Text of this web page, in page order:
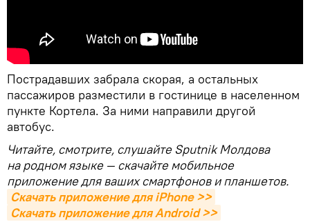
Пострадавших забрала скорая, а остальных
пассажиров разместили в гостинице в населенном
пункте Кортела. За ними направили другой
автобус.
Читайте, смотрите, слушайте Sputnik Молдова
на родном языке — скачайте мобильное
приложение для ваших смартфонов и планшетов.
Скачать приложение для iPhone >>
Скачать приложение для Android >>